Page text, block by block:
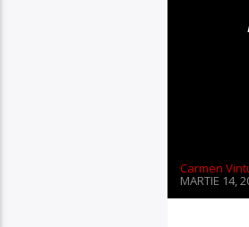
Carmen
MARTIE 14,